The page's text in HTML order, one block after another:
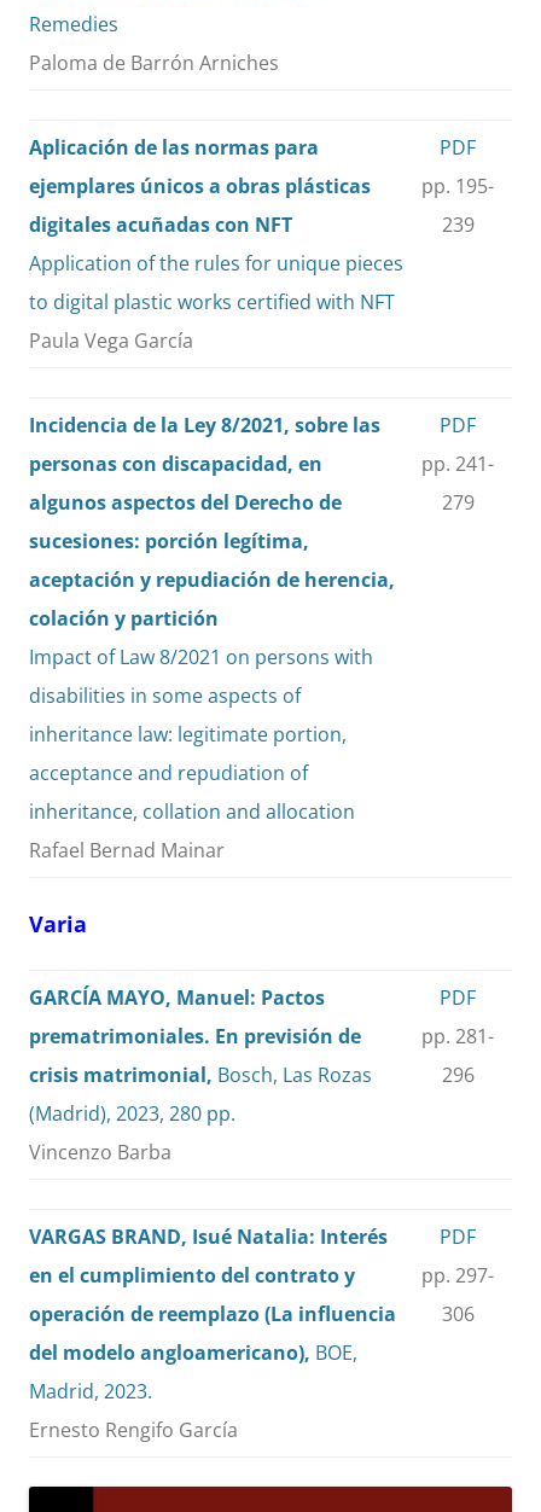
Remedies
Paloma de Barrón Arniches
Aplicación de las normas para
ejemplares únicos a obras plásticas
digitales acuñadas con NFT
Application of the rules for unique pieces
to digital plastic works certified with NFT
Paula Vega García
PDF
pp. 195-
239
Incidencia de la Ley 8/2021, sobre las
personas con discapacidad, en
algunos aspectos del Derecho de
sucesiones: porción legítima,
aceptación y repudiación de herencia,
colación y partición
Impact of Law 8/2021 on persons with
disabilities in some aspects of
inheritance law: legitimate portion,
acceptance and repudiation of
inheritance, collation and allocation
Rafael Bernad Mainar
PDF
pp. 241-
279
Varia
GARCÍA MAYO, Manuel: Pactos
prematrimoniales. En previsión de
crisis matrimonial, Bosch, Las Rozas
(Madrid), 2023, 280 pp.
Vincenzo Barba
PDF
pp. 281-
296
VARGAS BRAND, Isué Natalia: Interés
en el cumplimiento del contrato y
operación de reemplazo (La influencia
del modelo angloamericano), BOE,
Madrid, 2023.
Ernesto Rengifo García
PDF
pp. 297-
306